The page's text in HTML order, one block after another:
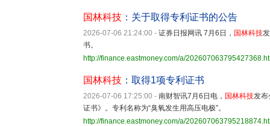
国林科技 ：关于取得专利证书的公告
2026-07-06 21:24:00 - 证券日报网讯 7月6日， 国林科技
书。
http://finance.eastmoney.com/a/
国林科技 ：取得1项专利证书
2026-07-06 17:25:00 - 南财智讯7月6日电， 国林科技发布
证书》。专利名称为“臭氧发生用高压电极”。
http://finance.eastmoney.com/a/